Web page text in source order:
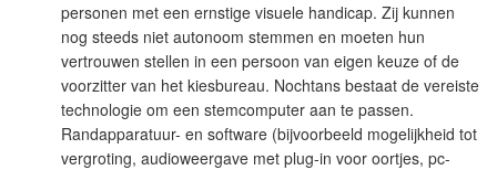
personen met een ernstige visuele handicap. Zij kunnen
nog steeds niet autonoom stemmen en moeten hun
vertrouwen stellen in een persoon van eigen keuze of de
voorzitter van het kiesbureau. Nochtans bestaat de vereiste
technologie om een stemcomputer aan te passen.
Randapparatuur- en software (bijvoorbeeld mogelijkheid tot
vergroting, audioweergave met plug-in voor oortjes, pc-